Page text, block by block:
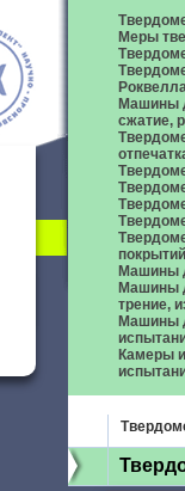
Меры
Машины
сжатие,
покрытий
Машины
Машины
трение,
Машины
Камеры